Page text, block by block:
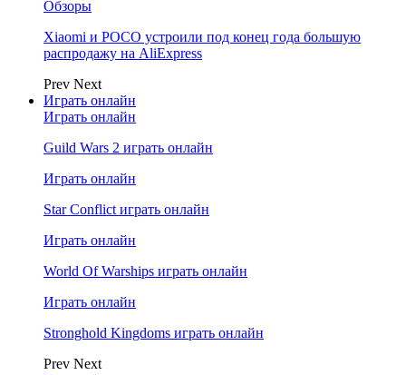
Обзоры
Xiaomi и POCO устроили под конец года большую
распродажу на AliExpress
Prev Next
Играть онлайн
Играть онлайн
Guild Wars 2 играть онлайн
Играть онлайн
Star Conflict играть онлайн
Играть онлайн
World Of Warships играть онлайн
Играть онлайн
Stronghold Kingdoms играть онлайн
Prev Next